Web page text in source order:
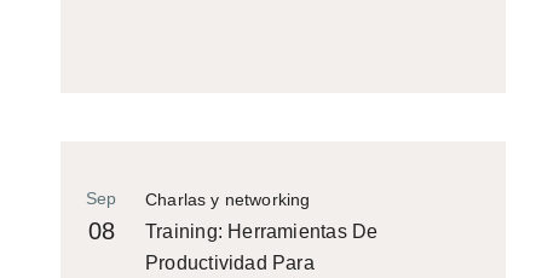
Charlas y networking
Sep
08
Training: Herramientas De
Productividad Para